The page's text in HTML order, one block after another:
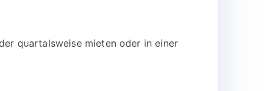
quartalsweise mieten oder in einer